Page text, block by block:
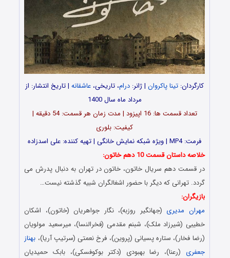
کارگردان: تینا پاکروان | ژانر: درام، تاریخی، عاشقانه | تاریخ انتشار: از
مرداد ماه سال 1400
تعداد قسمت ها: 16 اپیزود | مدت زمان هر قسمت: 54 دقیقه |
کیفیت: بلوری
فرمت: MP4 | ویژه شبکه نمایش خانگی | تهیه کننده: علی اسدزاده
خلاصه داستان قسمت 10 دهم خاتون:
در قسمت دهم سریال خاتون، خاتون در تهران به دنبال پدرش می
گردد. تهرانی که دیگر با حضور اشغالگران شبیه گذشته نیست…
بازیگران:
مهران مدیری (جهانگیر روزبه)، نگار جواهریان (خاتون)، اشکان
خطیبی (شیرزاد ملک)، شبنم مقدمی (فخرالنسا)، میرسعید مولویان
(رضا فخار)، ستاره پسیانی (پروین)، فرخ نعمتی (سرتیپ آریا)، بهناز
جعفری (رعنا)، رضا بهبودی (دکتر بوکوفسکی)، بابک حمیدیان